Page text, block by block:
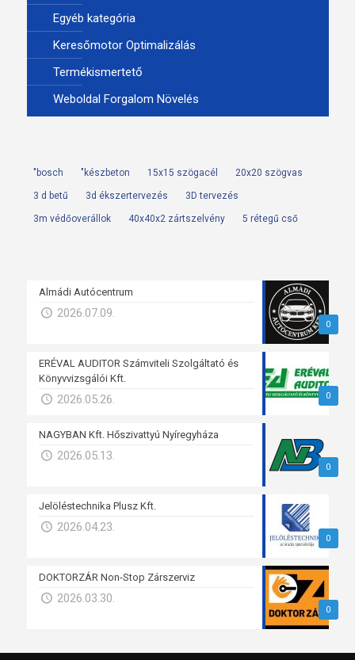
Egyéb kategória
Keresőmotor Optimalizálás
Termékismertető
Weboldal Forgalom Növelés
"bosch "készbeton 15x15 szögacél 20x20 szögvas
3 d betű 3d ékszertervezés 3D tervezés
3m védőoverállok 40x40x2 zártszelvény 5 rétegű cső
0
Almádi Autócentrum
2026.07.09.
0
ERÉVAL AUDITOR Számviteli Szolgáltató és
Könyvvizsgálói Kft.
2026.05.26.
0
NAGYBAN Kft. Hőszivattyú Nyíregyháza
2026.05.13.
0
Jelöléstechnika Plusz Kft.
2026.04.23.
0
DOKTORZÁR Non-Stop Zárszerviz
2026.03.30.